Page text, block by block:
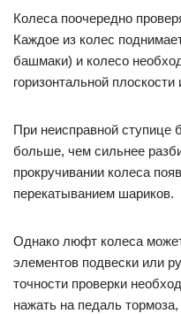
Колеса поочередно
Каждое из колес
башмаки) и колесо
горизонтальной плоскости
При неисправной
больше, чем сильнее
прокручивании колеса
перекатыванием шариков.
Однако люфт колеса
элементов подвески или
точности проверки
нажать на педаль